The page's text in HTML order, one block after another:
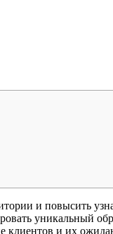
и повысить
уникальный
клиентов и их